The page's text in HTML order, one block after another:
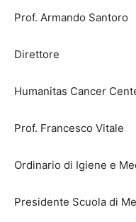
Prof. Armando Santoro
Direttore
Humanitas Cancer
Prof. Francesco Vitale
Ordinario di Igiene e
Presidente Scuola di